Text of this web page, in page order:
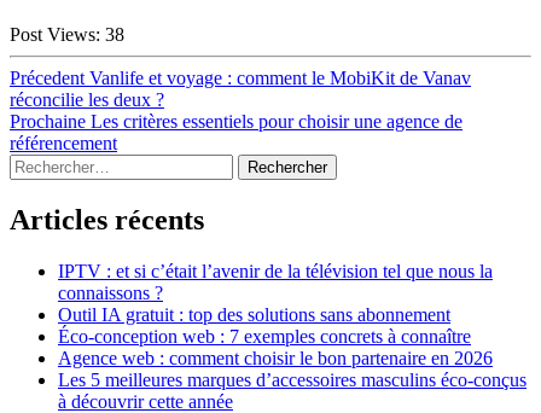
Post Views: 38
Navigation
de
l’article
Précedent Article
précédent :
Vanlife et voyage : comment le MobiKit de Vanav
réconcilie les deux ?
Prochaine Article
suivant :
Les critères essentiels pour choisir une agence de
référencement
Sidebar
Rechercher :
Articles récents
IPTV : et si c’était l’avenir de la télévision tel que nous la
connaissons ?
Outil IA gratuit : top des solutions sans abonnement
Éco-conception web : 7 exemples concrets à connaître
Agence web : comment choisir le bon partenaire en 2026
Les 5 meilleures marques d’accessoires masculins éco-conçus
à découvrir cette année